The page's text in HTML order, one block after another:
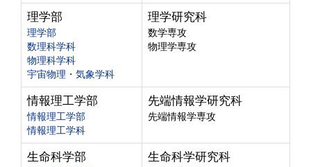
理学部
理学部
数理科学科
物理科学科
宇宙物理・気象学科
理学研究科
数学専攻
物理学専攻
情報理工学部
情報理工学部
情報理工学科
先端情報学研究科
先端情報学専攻
生命科学部 生命科学研究科